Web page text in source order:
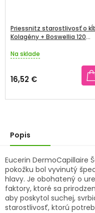
Priessnitz starostlivosť o
Kolagény + Boswellia 120
Priemerné
produktu
je
z
Na sklade
16,52 €
Popis
Eucerin DermoCapillaire
pokožku bol vyvinutý
hlavy. Je obohatený o
faktory, ktoré sa
aby poskytol suchej,
starostlivosť, ktorú